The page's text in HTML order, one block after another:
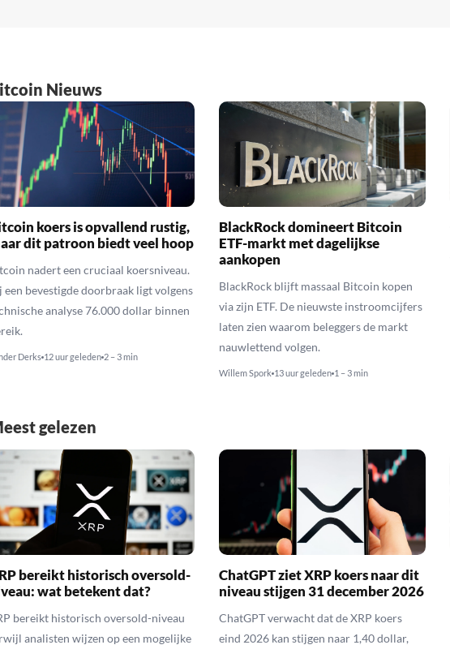
Nieuws
koers is opvallend rustig,
dit patroon biedt veel hoop
nadert een cruciaal koersniveau.
een bevestigde doorbraak ligt volgens
analyse 76.000 dollar binnen
Derks 12 uur geleden 2 – 3 min
BlackRock domineert Bitcoin
ETF-markt met dagelijkse
aankopen
BlackRock blijft massaal Bitcoin kopen
via zijn ETF. De nieuwste instroomcijfers
laten zien waarom beleggers de markt
nauwlettend volgen.
Willem Spork 13 uur geleden 1 – 3 min
gelezen
bereikt historisch oversold-
wat betekent dat?
bereikt historisch oversold-niveau
analisten wijzen op een mogelijke
ChatGPT ziet XRP koers naar dit
niveau stijgen 31 december 2026
ChatGPT verwacht dat de XRP koers
eind 2026 kan stijgen naar 1,40 dollar,